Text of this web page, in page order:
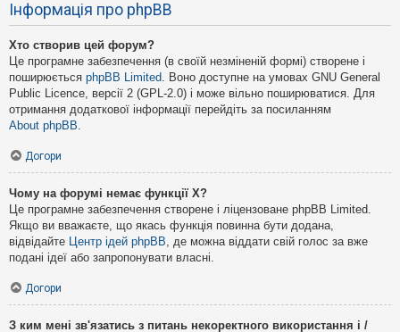
Інформація про phpBB
Хто створив цей форум?
Це програмне забезпечення (в своїй незміненій формі) створене і
поширюється phpBB Limited. Воно доступне на умовах GNU General
Public Licence, версії 2 (GPL-2.0) і може вільно поширюватися. Для
отримання додаткової інформації перейдіть за посиланням
About phpBB.
Догори
Чому на форумі немає функції X?
Це програмне забезпечення створене і ліцензоване phpBB Limited.
Якщо ви вважаєте, що якась функція повинна бути додана,
відвідайте Центр ідей phpBB, де можна віддати свій голос за вже
подані ідеї або запропонувати власні.
Догори
З ким мені зв'язатись з питань некоректного використання і /